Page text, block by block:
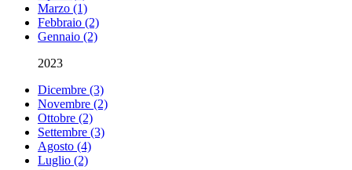
Marzo (1)
Febbraio (2)
Gennaio (2)
2023
Dicembre (3)
Novembre (2)
Ottobre (2)
Settembre (3)
Agosto (4)
Luglio (2)